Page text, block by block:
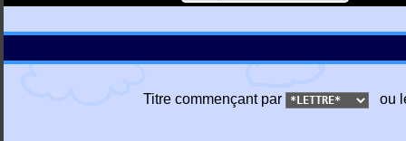
Titre commençant par ou